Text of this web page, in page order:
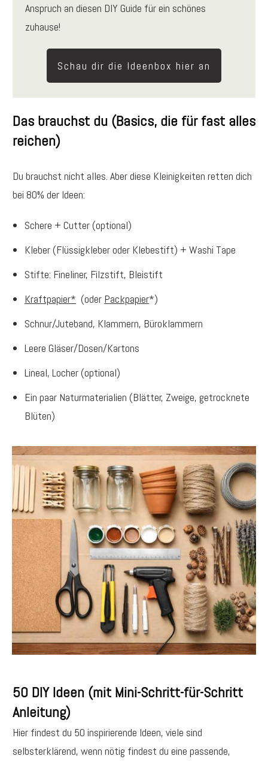
Anspruch an diesen DIY Guide für ein schönes
zuhause!
Schau dir die Ideenbox hier an
Das brauchst du (Basics, die für fast alles
reichen)
Du brauchst nicht alles. Aber diese Kleinigkeiten retten dich
bei 80% der Ideen:
Schere + Cutter (optional)
Kleber (Flüssigkleber oder Klebestift) + Washi Tape
Stifte: Fineliner, Filzstift, Bleistift
Kraftpapier* (oder Packpapier*)
Schnur/Juteband, Klammern, Büroklammern
Leere Gläser/Dosen/Kartons
Lineal, Locher (optional)
Ein paar Naturmaterialien (Blätter, Zweige, getrocknete
Blüten)
50 DIY Ideen (mit Mini-Schritt-für-Schritt
Anleitung)
Hier findest du 50 inspirierende Ideen, viele sind
selbsterklärend, wenn nötig findest du eine passende,